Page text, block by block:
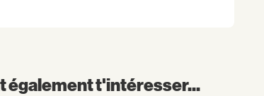
également t'intéresser...